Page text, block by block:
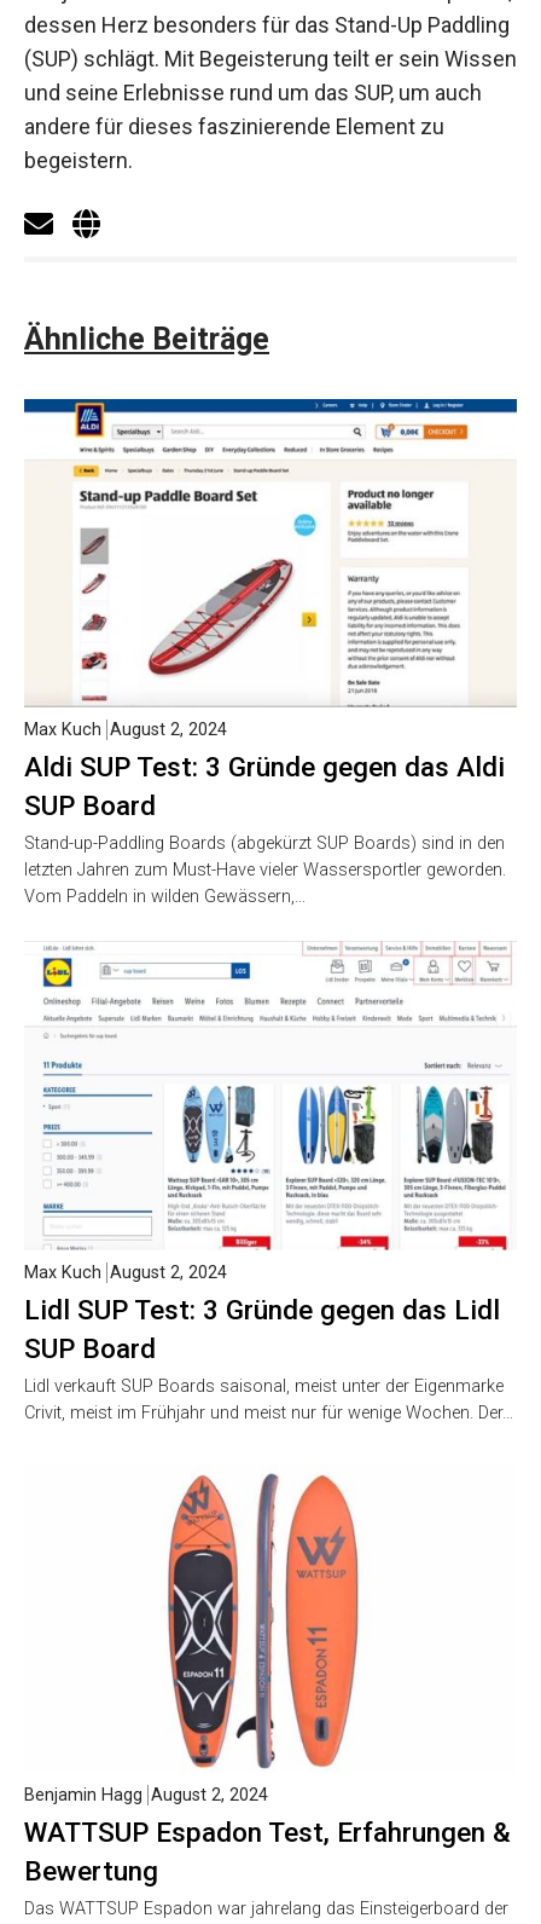
dessen Herz besonders für das Stand-Up Paddling
(SUP) schlägt. Mit Begeisterung teilt er sein Wissen
und seine Erlebnisse rund um das SUP, um auch
andere für dieses faszinierende Element zu
begeistern.
Ähnliche Beiträge
Aldi SUP Test: 3 Gründe gegen das Aldi
SUP Board
Max Kuch August 2, 2024
Stand-up-Paddling Boards (abgekürzt SUP Boards) sind in den
letzten Jahren zum Must-Have vieler Wassersportler geworden.
Vom Paddeln in wilden Gewässern,…
Lidl SUP Test: 3 Gründe gegen das Lidl
SUP Board
Max Kuch August 2, 2024
Lidl verkauft SUP Boards saisonal, meist unter der Eigenmarke
Crivit, meist im Frühjahr und meist nur für wenige Wochen. Der…
WATTSUP Espadon Test, Erfahrungen &
Bewertung
Benjamin Hagg August 2, 2024
Das WATTSUP Espadon war jahrelang das Einsteigerboard der